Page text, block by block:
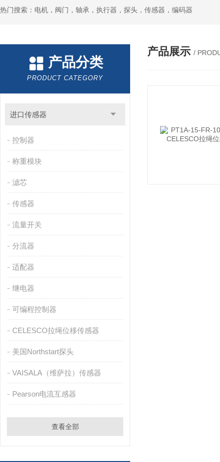
热门搜索：电机，阀门，轴承，执行器，探头，传感器，编码器
产品分类
PRODUCT CATEGORY
进口传感器
控制器
称重模块
滤芯
传感器
流量开关
分流器
适配器
继电器
可编程控制器
CELESCO拉绳位移传感器
美国Northstart探头
VAISALA（维萨拉）传感器
Pearson电流互感器
查看全部
产品展示 /